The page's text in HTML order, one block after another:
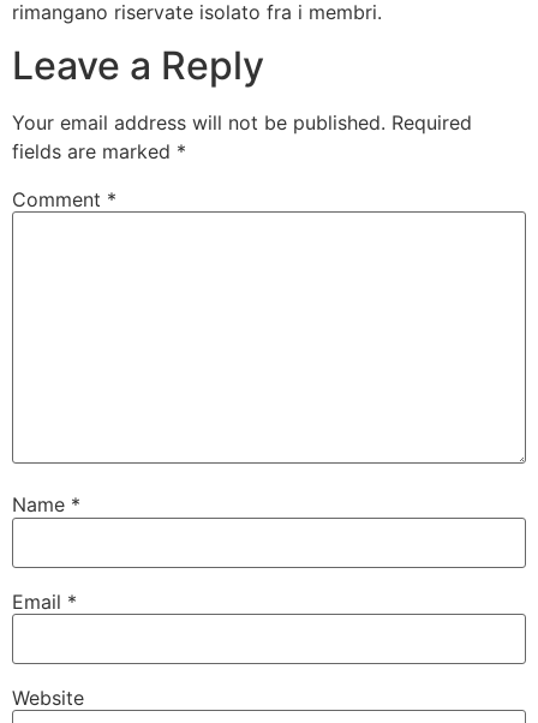
rimangano riservate isolato fra i membri.
Leave a Reply
Your email address will not be published. Required
fields are marked *
Comment *
Name *
Email *
Website